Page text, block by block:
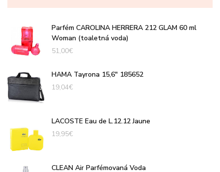
Parfém CAROLINA HERRERA 212 GLAM 60 ml
Woman (toaletná voda)
51,00€
HAMA Tayrona 15,6" 185652
19,04€
LACOSTE Eau de L.12.12 Jaune
19,95€
CLEAN Air Parfémovaná Voda